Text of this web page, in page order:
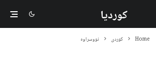
کوردیا
Home کوردی نووسراوە